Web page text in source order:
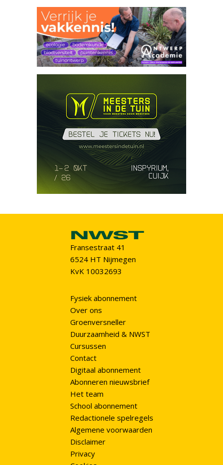
Fransestraat 41
6524 HT Nijmegen
KvK 10032693
Fysiek abonnement
Over ons
Groenversneller
Duurzaamheid & NWST
Cursussen
Contact
Digitaal abonnement
Abonneren nieuwsbrief
Het team
School abonnement
Redactionele spelregels
Algemene voorwaarden
Disclaimer
Privacy